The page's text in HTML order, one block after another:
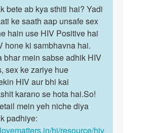
me
by
narendra
bete ab kya sthiti hai? Yadi
ke saath aap unsafe sex
hain use HIV Positive hai
hone ki sambhavna hai.
bhar mein sabse adhik HIV
sex ke zariye hue
HIV aur bhi kai
karano se hota hai.So!
mein yeh niche diya
padhiye:
hi/resource/hiv